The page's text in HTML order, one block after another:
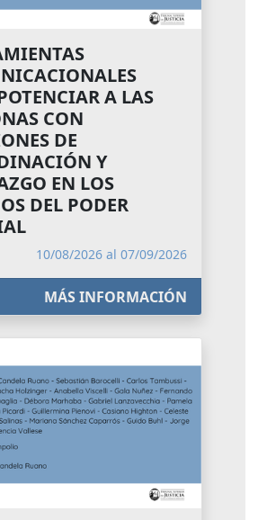
A LAS
CON
DE
Y
EN LOS
DEL PODER
10/08/2026 al 07/09/2026
MÁS INFORMACIÓN